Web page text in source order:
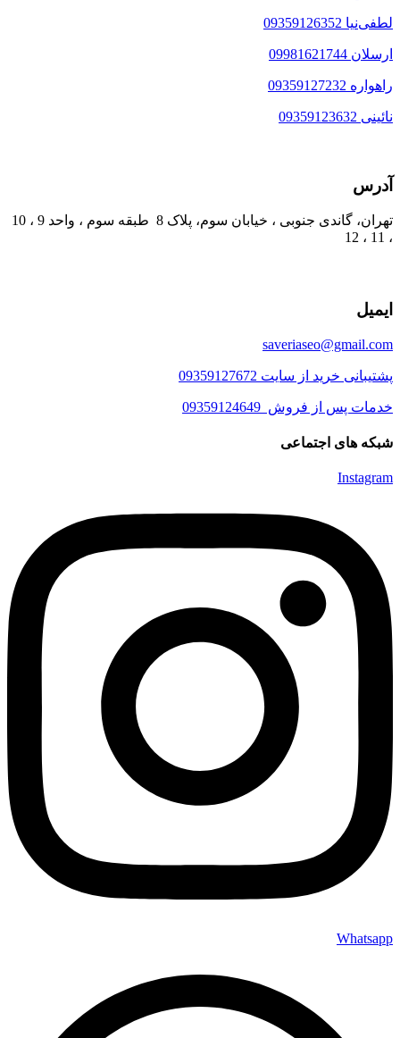
لطفی‌نیا 09359126352
ارسلان 09981621744
راهواره 09359127232
نائینی 09359123632
آدرس
تهران، گاندی جنوبی ، خیابان سوم، پلاک 8 طبقه سوم ، واحد 9 ، 10
، 11 ، 12
ایمیل
saveriaseo@gmail.com
پشتیبانی خرید از سایت 09359127672
خدمات پس از فروش 09359124649
شبکه های اجتماعی
Instagram
Whatsapp